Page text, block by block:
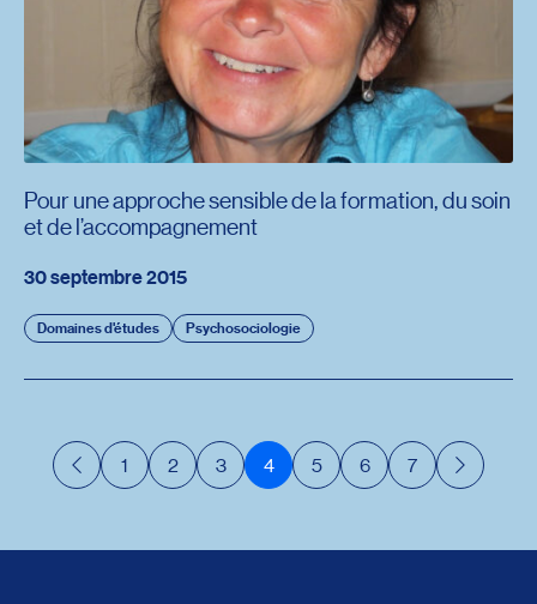
30 septembre 2015
Domaines d'études Psychosociologie
Pour une approche sensible de la formation, du soin
et de l’accompagnement
Précédent
1 2 3 4 5 6 7 Suivant